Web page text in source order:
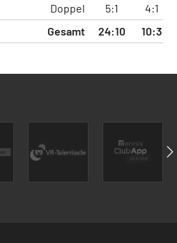
Doppel 5:1
4:1
Gesamt
24:10 10:3